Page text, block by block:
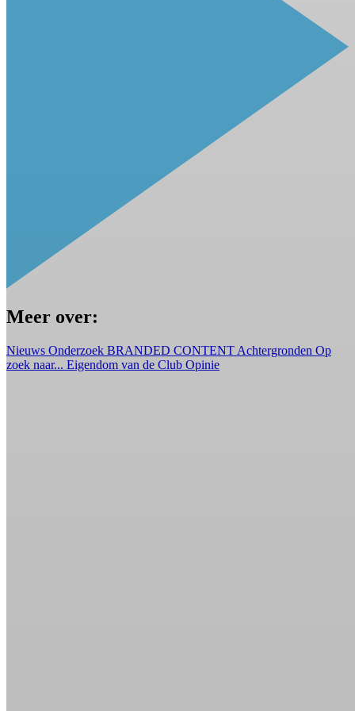
Meer over:
Nieuws Onderzoek BRANDED CONTENT Achtergronden Op
zoek naar... Eigendom van de Club Opinie